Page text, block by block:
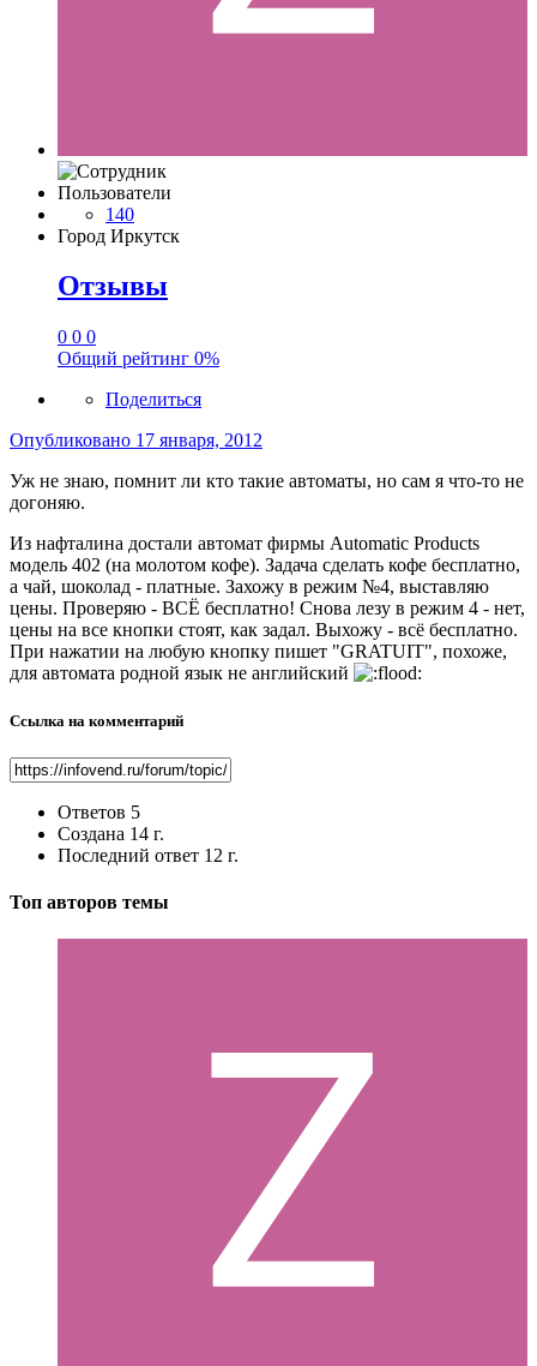
Пользователи
140
Город Иркутск
Отзывы
0 0 0
Общий рейтинг 0%
Поделиться
Опубликовано 17 января, 2012
Уж не знаю, помнит ли кто такие автоматы, но сам я что-то не
догоняю.
Из нафталина достали автомат фирмы Automatic Products
модель 402 (на молотом кофе). Задача сделать кофе бесплатно,
а чай, шоколад - платные. Захожу в режим №4, выставляю
цены. Проверяю - ВСЁ бесплатно! Снова лезу в режим 4 - нет,
цены на все кнопки стоят, как задал. Выхожу - всё бесплатно.
При нажатии на любую кнопку пишет "GRATUIT", похоже,
для автомата родной язык не английский
Ссылка на комментарий
Ответов 5
Создана 14 г.
Последний ответ 12 г.
Топ авторов темы